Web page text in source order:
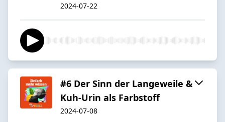
2024-07-22
#6 Der Sinn der Langeweile &
Kuh-Urin als Farbstoff
2024-07-08